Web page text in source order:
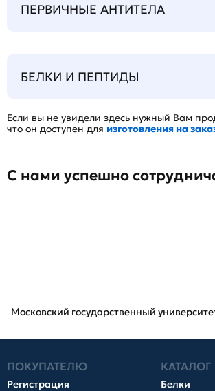
ПЕРВИЧНЫЕ АНТИТЕЛА
БЕЛКИ И ПЕПТИДЫ
Если вы не увидели здесь нужный Вам
что он доступен для изготовления на
С нами успешно
Московский государственный
ПОКУПАТЕЛЮ
Регистрация
КАТАЛОГ
Белки